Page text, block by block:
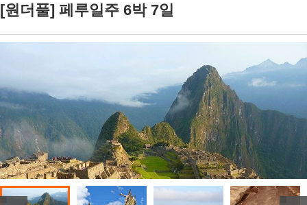
[원더풀] 페루일주 6박 7일